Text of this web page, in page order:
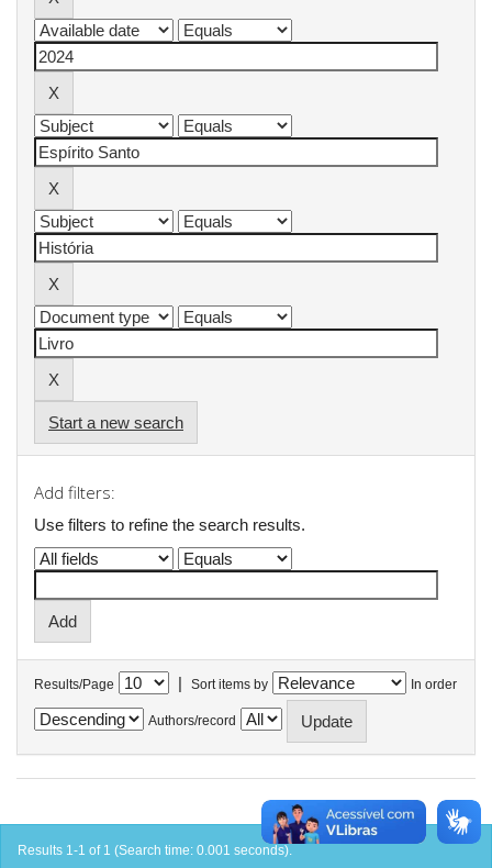
Start a new search
Add filters:
Use filters to refine the search results.
Results/Page | Sort items by In order
Authors/record
Results 1-1 of 1 (Search time: 0.001 seconds).